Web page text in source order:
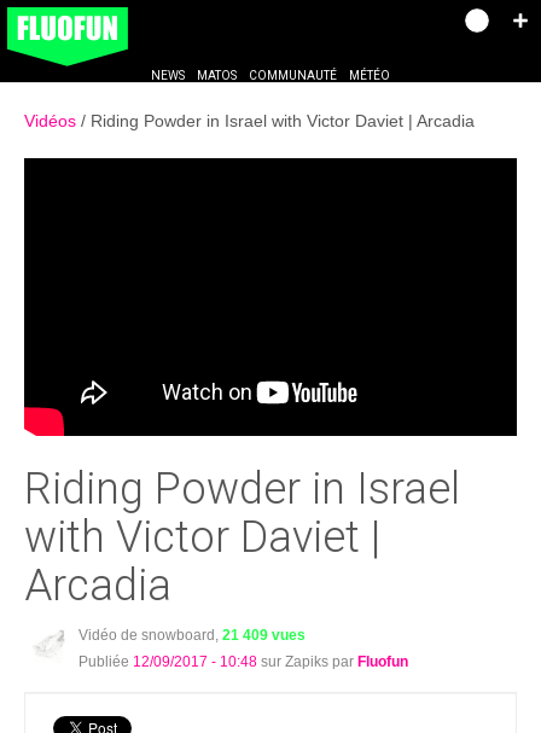
NEWS MATOS COMMUNAUTÉ MÉTÉO
Vidéos Riding Powder in Israel with Victor Daviet | Arcadia
Riding Powder in Israel
with Victor Daviet |
Arcadia
Vidéo de snowboard, 21 409 vues
Publiée 12/09/2017 - 10:48sur Zapiks par Fluofun